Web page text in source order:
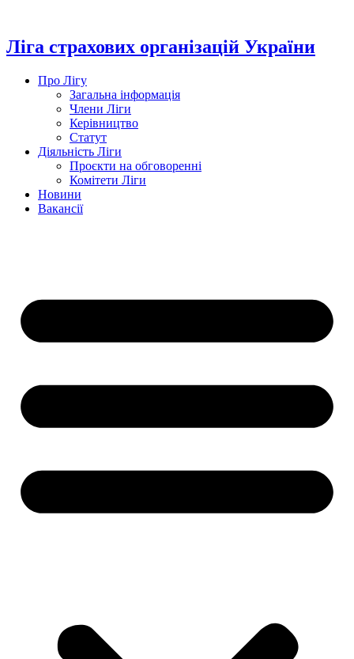
вмісту
Ліга страхових організацій України
Про Лігу
Загальна інформація
Члени Ліги
Керівництво
Статут
Діяльність Ліги
Проєкти на обговоренні
Комітети Ліги
Новини
Вакансії